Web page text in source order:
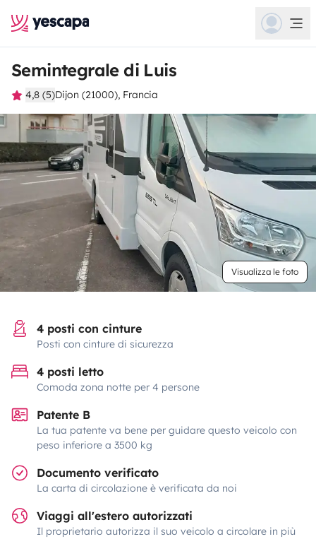
Semintegrale di Luis
4,8 (5)Dijon (21000), Francia
Visualizza le foto
4 posti con cinture
Posti con cinture di sicurezza
4 posti letto
Comoda zona notte per 4 persone
Patente B
La tua patente va bene per guidare questo veicolo con
peso inferiore a 3500 kg
Documento verificato
La carta di circolazione è verificata da noi
Viaggi all'estero autorizzati
Il proprietario autorizza il suo veicolo a circolare in più